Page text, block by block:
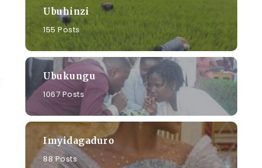
Ubuhinzi
155 Posts
Ubukungu
1067 Posts
Imyidagaduro
88 Posts